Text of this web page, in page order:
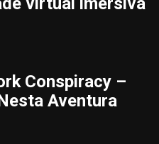
Conspiracy –
Aventura